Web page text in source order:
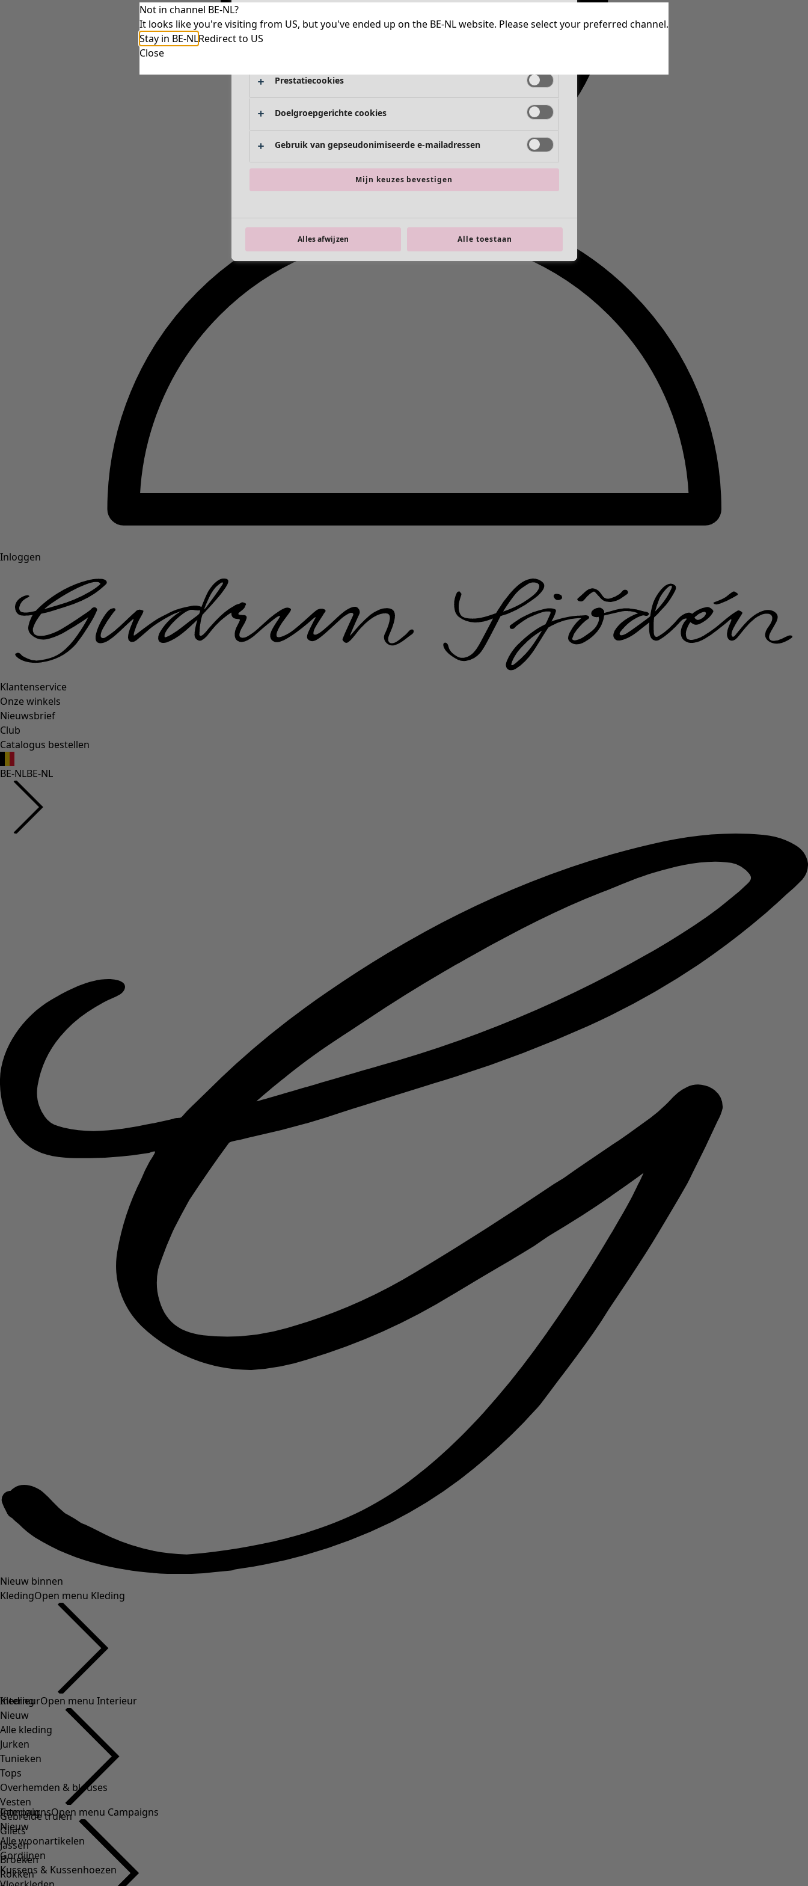
Inloggen
Klantenservice
Onze winkels
Nieuwsbrief
Club
Catalogus bestellen
BE-NLBE-NL
Nieuw binnen
KledingOpen menu Kleding
Kleding
Nieuw
Alle kleding
Jurken
Tunieken
Tops
Overhemden & blouses
Vesten
Gebreide truien
Gilets
Jassen
Broeken
Rokken
InterieurOpen menu Interieur
Interieur
Nieuw
Alle woonartikelen
Gordijnen
Kussens & Kussenhoezen
CampaignsOpen menu Campaigns
Not in channel BE-NL?
It looks like you're visiting from US, but you've ended up on the BE-NL website. Please select your preferred channel.
Stay in BE-NLRedirect to US
Close
Strikt noodzakelijke cookies Altijd actief
Prestatiecookies
Doelgroepgerichte cookies
Gebruik van gepseudonimiseerde e-mailadressen
Mijn keuzes bevestigen
Alles afwijzen Alle toestaan